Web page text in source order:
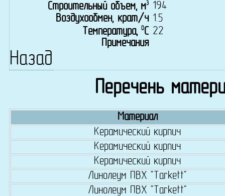
Строительный объем, м3
194
Воздухообмен, крат/ч 1.5
Температура, 0C 22
Примечания
Назад
Перечень
Материал
Керамический кирпич
Керамический кирпич
Керамический кирпич
Линолеум ПВХ "Tarkett"
Линолеум ПВХ "Tarkett"